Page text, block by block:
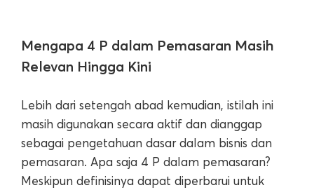
Mengapa 4 P dalam Pemasaran Masih
Relevan Hingga Kini
Lebih dari setengah abad kemudian, istilah ini
masih digunakan secara aktif dan dianggap
sebagai pengetahuan dasar dalam bisnis dan
pemasaran. Apa saja 4 P dalam pemasaran?
Meskipun definisinya dapat diperbarui untuk